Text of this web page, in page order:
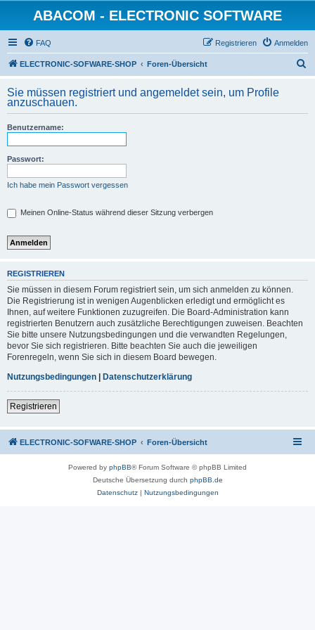
ABACOM - ELECTRONIC SOFTWARE
FAQ Anmelden
Registrieren
ELECTRONIC-SOFWARE-SHOP Foren-Übersicht
h
Sie müssen registriert und angemeldet sein, um Profile
anzuschauen.
Benutzername:
Passwort:
Ich habe mein Passwort vergessen
Meinen Online-Status während dieser Sitzung verbergen
REGISTRIEREN
Sie müssen in diesem Forum registriert sein, um sich anmelden zu können.
Die Registrierung ist in wenigen Augenblicken erledigt und ermöglicht es
Ihnen, auf weitere Funktionen zuzugreifen. Die Board-Administration kann
registrierten Benutzern auch zusätzliche Berechtigungen zuweisen. Beachten
Sie bitte unsere Nutzungsbedingungen und die verwandten Regelungen,
bevor Sie sich registrieren. Bitte beachten Sie auch die jeweiligen
Forenregeln, wenn Sie sich in diesem Board bewegen.
Nutzungsbedingungen
Datenschutzerklärung
Registrieren
ELECTRONIC-SOFWARE-SHOP Foren-Übersicht
Powered by phpBB® Forum Software © phpBB Limited
Deutsche Übersetzung durch phpBB.de
Datenschutz| Nutzungsbedingungen